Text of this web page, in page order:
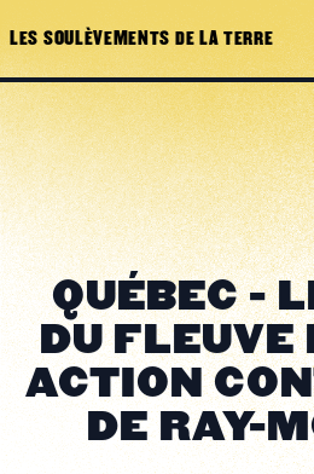
LES SOULÈVEMENTS DE LA TERRE
QUÉBEC -
DU FLEUVE
ACTION
DE RAY-